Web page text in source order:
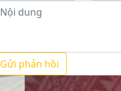
Gửi phản hồi